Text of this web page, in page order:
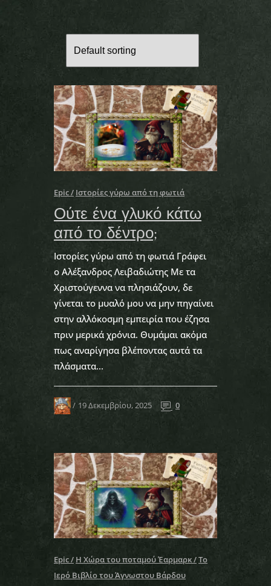
Epic Ιστορίες γύρω από τη φωτιά
Ούτε ένα γλυκό κάτω
από το δέντρο;
Ιστορίες γύρω από τη φωτιά Γράφει
ο Αλέξανδρος Λειβαδιώτης Με τα
Χριστούγεννα να πλησιάζουν, δε
γίνεται το μυαλό μου να μην πηγαίνει
στην αλλόκοσμη εμπειρία που έζησα
πριν μερικά χρόνια. Θυμάμαι ακόμα
πως αναρίγησα βλέποντας αυτά τα
πλάσματα...
19 Δεκεμβρίου, 2025 0
Epic Η Χώρα του ποταμού Έαρμαρκ
Το
Ιερό Βιβλίο του Άγνωστου Βάρδου